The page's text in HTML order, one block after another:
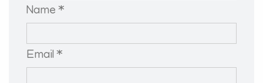
Name *
Email *